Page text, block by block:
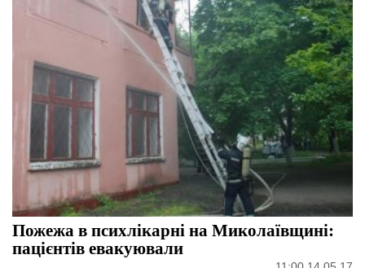
Пожежа в психлікарні на Миколаївщині:
пацієнтів евакуювали